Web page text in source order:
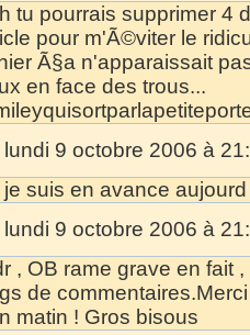
tu pourrais supprimer 4
pour m'Ã©viter le
Ã§a n'apparaissait
en face des trous...
lundi 9 octobre 2006 à
je suis en avance
lundi 9 octobre 2006 à
, OB rame grave en fait
de
matin ! Gros bisous